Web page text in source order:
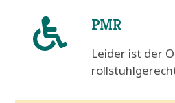
PMR
Leider ist der